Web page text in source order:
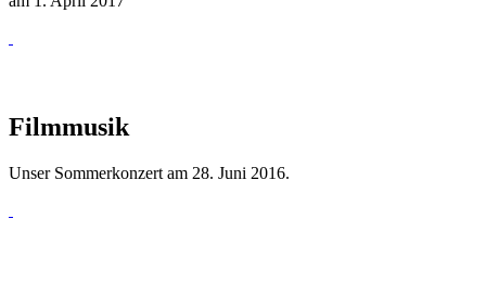
Filmmusik
Unser Sommerkonzert am 28. Juni 2016.